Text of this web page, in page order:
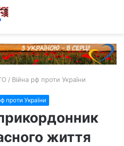
/ Війна рф проти України
проти України
життя